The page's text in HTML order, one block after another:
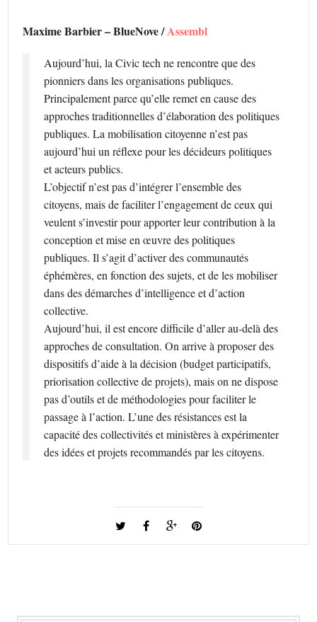
Maxime Barbier – BlueNove /Assembl
Aujourd’hui, la Civic tech ne rencontre que des
pionniers dans les organisations publiques.
Principalement parce qu’elle remet en cause des
approches traditionnelles d’élaboration des politiques
publiques. La mobilisation citoyenne n’est pas
aujourd’hui un réflexe pour les décideurs politiques
et acteurs publics.
L’objectif n’est pas d’intégrer l’ensemble des
citoyens, mais de faciliter l’engagement de ceux qui
veulent s’investir pour apporter leur contribution à la
conception et mise en œuvre des politiques
publiques. Il s’agit d’activer des communautés
éphémères, en fonction des sujets, et de les mobiliser
dans des démarches d’intelligence et d’action
collective.
Aujourd’hui, il est encore difficile d’aller au-delà des
approches de consultation. On arrive à proposer des
dispositifs d’aide à la décision (budget participatifs,
priorisation collective de projets), mais on ne dispose
pas d’outils et de méthodologies pour faciliter le
passage à l’action. L’une des résistances est la
capacité des collectivités et ministères à expérimenter
des idées et projets recommandés par les citoyens.